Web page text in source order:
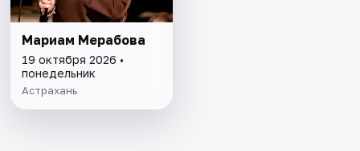
Мариам Мерабова
19 октября 2026 •
понедельник
Астрахань